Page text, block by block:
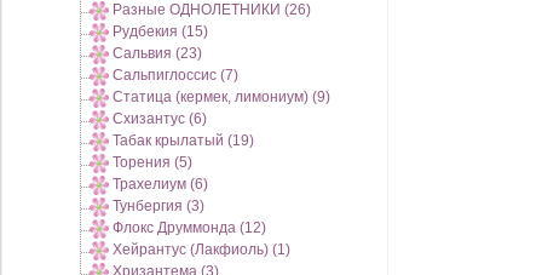
Разные ОДНОЛЕТНИКИ (26)
Рудбекия (15)
Сальвия (23)
Сальпиглоссис (7)
Статица (кермек, лимониум) (9)
Схизантус (6)
Табак крылатый (19)
Торения (5)
Трахелиум (6)
Тунбергия (3)
Флокс Друммонда (12)
Хейрантус (Лакфиоль) (1)
Хризантема (3)